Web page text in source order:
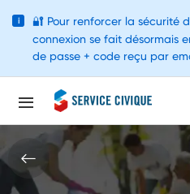
i 🔐 Pour renforcer la sécurité
connexion se fait désormais
de passe + code reçu par